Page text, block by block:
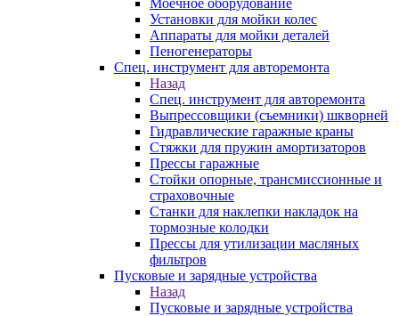
Моечное оборудование
Установки для мойки колес
Аппараты для мойки деталей
Пеногенераторы
Спец. инструмент для авторемонта
Назад
Спец. инструмент для авторемонта
Выпрессовщики (съемники) шкворней
Гидравлические гаражные краны
Стяжки для пружин амортизаторов
Прессы гаражные
Стойки опорные, трансмиссионные и
страховочные
Станки для наклепки накладок на
тормозные колодки
Прессы для утилизации масляных
фильтров
Пусковые и зарядные устройства
Назад
Пусковые и зарядные устройства